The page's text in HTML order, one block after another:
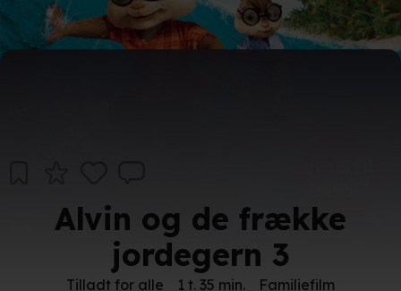
Alvin og de frække
jordegern 3
Tilladt for alle 1 t. 35 min. Familiefilm